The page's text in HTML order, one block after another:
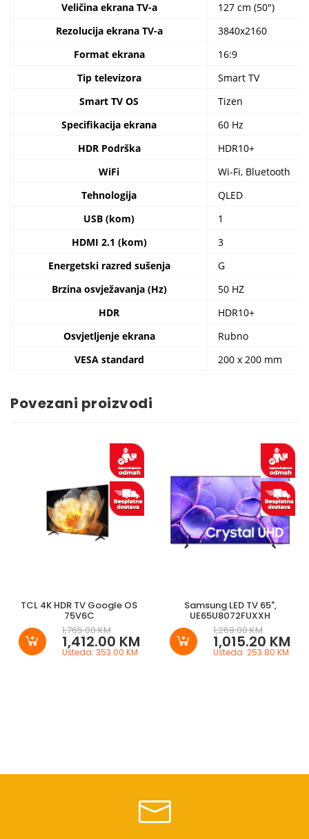
Veličina ekrana TV-a
127 cm (50")
Rezolucija ekrana TV-a
3840x2160
Format ekrana
16:9
Tip televizora
Smart TV
Smart TV OS
Tizen
Specifikacija ekrana
60 Hz
HDR Podrška
HDR10+
WiFi
Wi-Fi, Bluetooth
Tehnologija
QLED
USB (kom)
1
HDMI 2.1 (kom)
3
Energetski razred sušenja
G
Brzina osvježavanja (Hz)
50 HZ
HDR
HDR10+
Osvjetljenje ekrana
Rubno
VESA standard
200 x 200 mm
Povezani proizvodi
TCL 4K HDR TV Google OS
75V6C
1,765.00 KM
1,412.00 KM
Ušteda: 353.00 KM
Samsung LED TV 65",
UE65U8072FUXXH
1,269.00 KM
1,015.20 KM
Ušteda: 253.80 KM